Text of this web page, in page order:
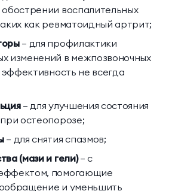
воспалительных
как ревматоидный артрит;
— для профилактики
изменений в межпозвоночных
эффективность не всегда
— для улучшения состояния
остеопорозе;
— для снятия спазмов;
(мази и гели)— с
помогающие
и уменьшить